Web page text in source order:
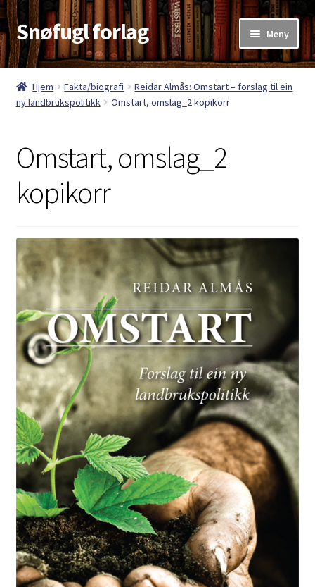
Hopp
til
navigasjon
Hopp
til
innhold
Snøfugl forlag Meny
Hjem
Aktuelt
Handlekurv
Kategorier
Kjøpsvilkår
Kontakt
Min side
My Account
Om oss
Personvernerklæring
Hjem Fakta/biografi
Reidar Almås: Omstart – forslag til ein
ny landbrukspolitikk
Omstart, omslag_2 kopikorr
Omstart, omslag_2
kopikorr